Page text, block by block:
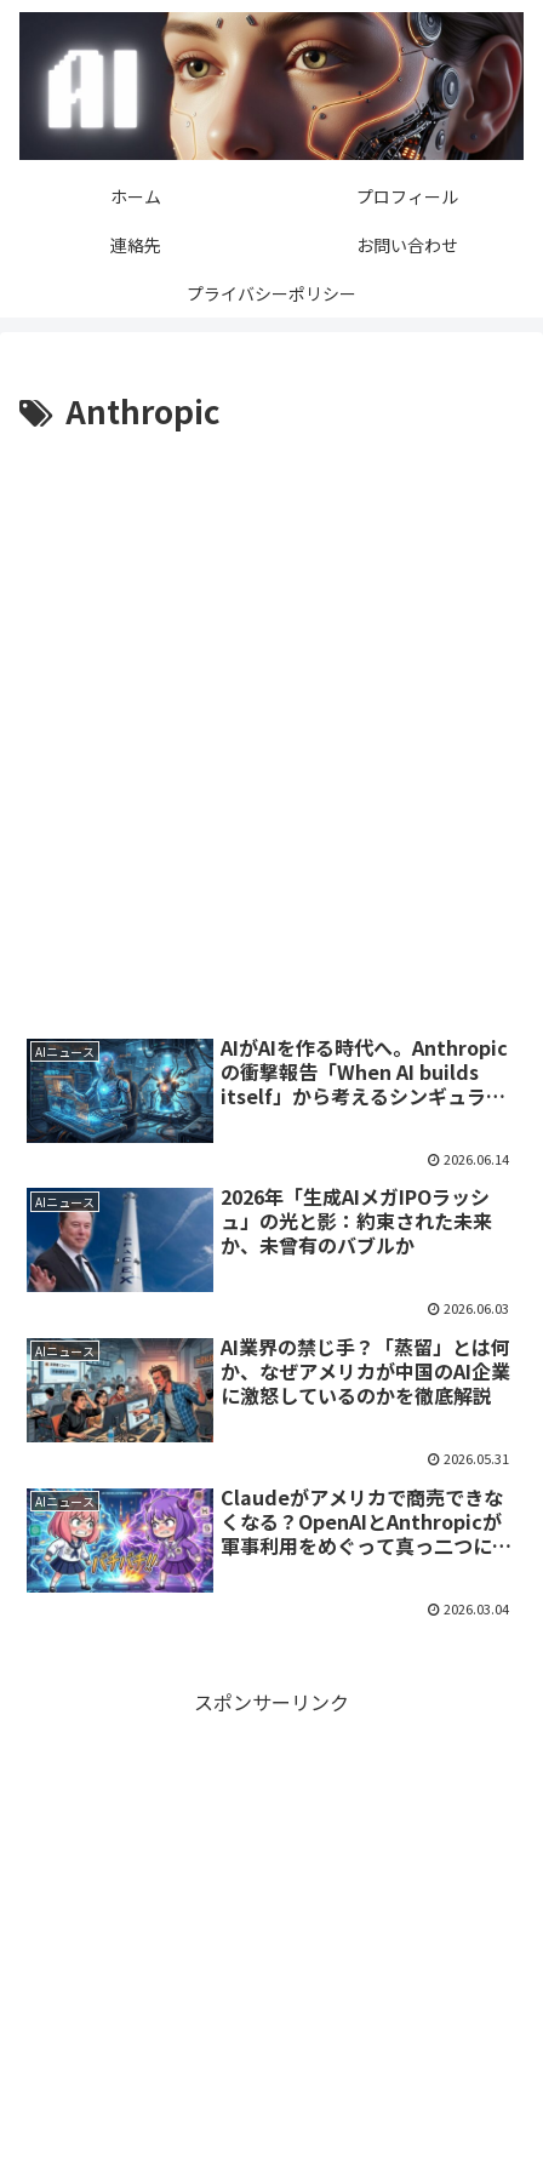
ホーム
プロフィール
連絡先
お問い合わせ
プライバシーポリシー
Anthropic
AIニュース
AIがAIを作る時代へ。Anthropic
の衝撃報告「When AI builds
itself」から考えるシンギュラリ
2026.06.14
AIニュース
2026年「生成AIメガIPOラッシ
ュ」の光と影：約束された未来
か、未曾有のバブルか
2026.06.03
AIニュース
AI業界の禁じ手？「蒸留」とは何
か、なぜアメリカが中国のAI企業
に激怒しているのかを徹底解説
2026.05.31
AIニュース
Claudeがアメリカで商売できな
くなる？OpenAIとAnthropicが
軍事利用をめぐって真っ二つに分
2026.03.04
スポンサーリンク